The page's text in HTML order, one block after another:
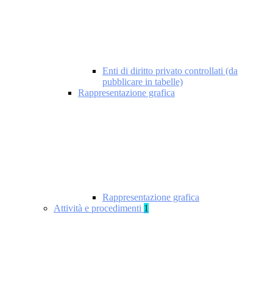
Enti di diritto privato controllati (da
pubblicare in tabelle)
Rappresentazione grafica
Rappresentazione grafica
Attività e procedimenti 1